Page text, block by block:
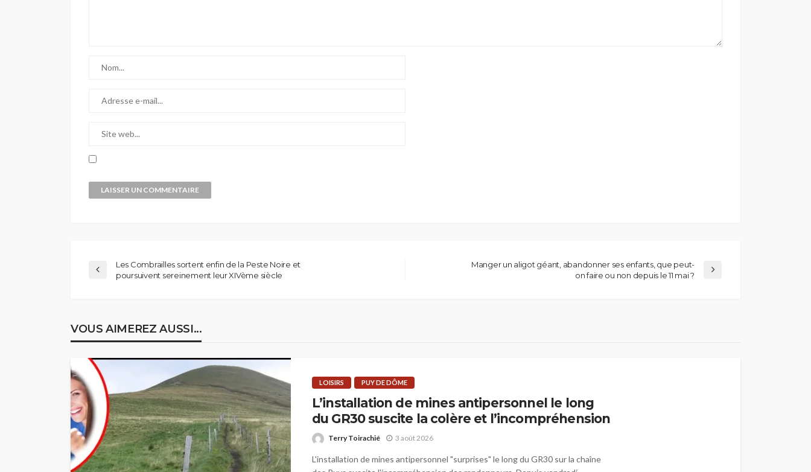
Les Combrailles sortent enfin de la Peste Noire et
poursuivent sereinement leur XIVème siècle
Manger un aligot géant, abandonner ses enfants, que peut-
on faire ou non depuis le 11 mai ?
VOUS AIMEREZ AUSSI...
LOISIRS PUY DE DÔME
L’installation de mines antipersonnel le long
du GR30 suscite la colère et l’incompréhension
Terry Toirachié 3 août 2026
L'installation de mines antipersonnel "surprises" le long du GR30 sur la chaîne